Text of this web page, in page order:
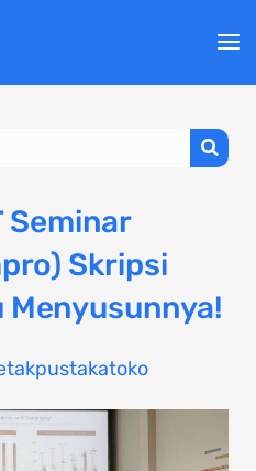
Seminar
Skripsi
Menyusunnya!